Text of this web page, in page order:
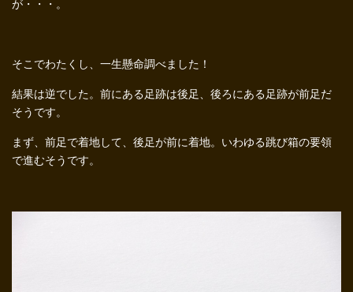
が・・・。
そこでわたくし、一生懸命調べました！
結果は逆でした。前にある足跡は後足、後ろにある足跡が前足だ
そうです。
まず、前足で着地して、後足が前に着地。いわゆる跳び箱の要領
で進むそうです。